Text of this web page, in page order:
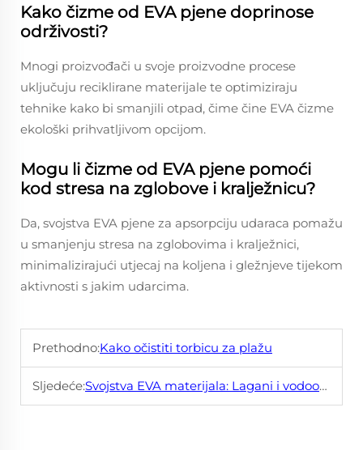
Kako čizme od EVA pjene doprinose
održivosti?
Mnogi proizvođači u svoje proizvodne procese
uključuju reciklirane materijale te optimiziraju
tehnike kako bi smanjili otpad, čime čine EVA čizme
ekološki prihvatljivom opcijom.
Mogu li čizme od EVA pjene pomoći
kod stresa na zglobove i kralježnicu?
Da, svojstva EVA pjene za apsorpciju udaraca pomažu
u smanjenju stresa na zglobovima i kralježnici,
minimalizirajući utjecaj na koljena i gležnjeve tijekom
aktivnosti s jakim udarcima.
Prethodno:Kako očistiti torbicu za plažu
Sljedeće:Svojstva EVA materijala: Lagani i vodootporni materijal za torbice, čizme i pakiranje